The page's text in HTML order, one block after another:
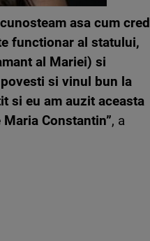
asa cum cred
functionar al statului,
al Mariei) si
si vinul bun la
si eu am auzit aceasta
Constantin”, a